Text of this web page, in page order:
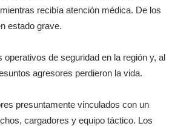
recibía atención médica. De los
estado grave.
de seguridad en la región y, al
agresores perdieron la vida.
presuntamente vinculados con un
cargadores y equipo táctico. Los